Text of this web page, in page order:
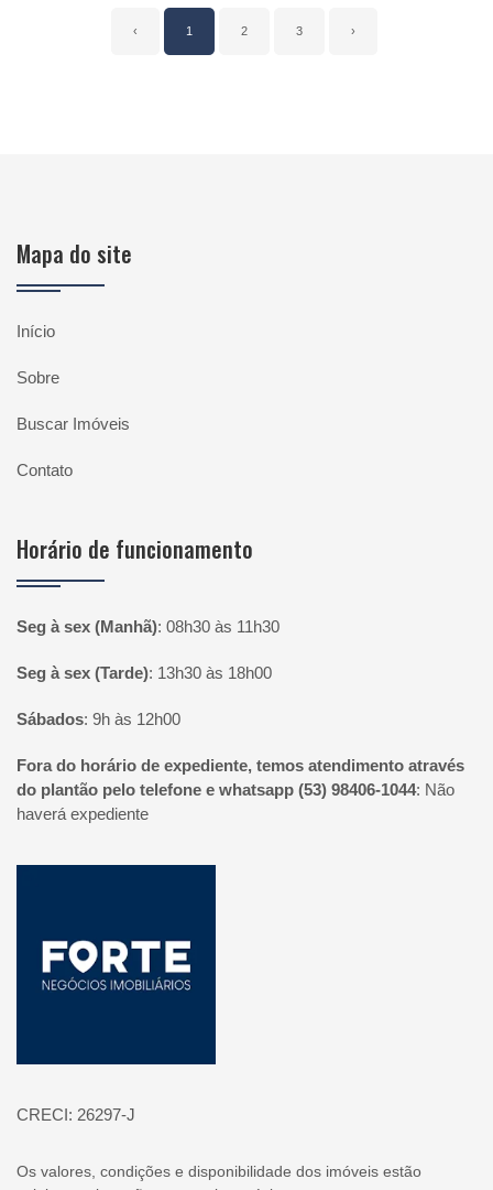
‹ 1 2 3 ›
Mapa do site
Início
Sobre
Buscar Imóveis
Contato
Horário de funcionamento
Seg à sex (Manhã): 08h30 às 11h30
Seg à sex (Tarde): 13h30 às 18h00
Sábados: 9h às 12h00
Fora do horário de expediente, temos atendimento através
do plantão pelo telefone e whatsapp (53) 98406-1044: Não
haverá expediente
CRECI: 26297-J
Os valores, condições e disponibilidade dos imóveis estão